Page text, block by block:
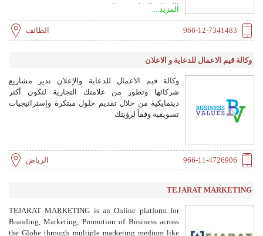
اللوحات الاعلانية وتجارية
المزيد ...
966-12-7341483 الطائف
وكالة قيم الاعمال للدعاية و الاعلان
وكالة قيم الاعمال للدعاية والإعلان تدير مشاريع
شركائها وتطور من علامتك التجارية لتكون أكثر
دينمايكية من خلال تقديم حلول مبتكرة وإستراتيجيات
تسويقية وفقاً لرؤيتك
966-11-4726906 الرياض
TEJARAT MARKETING
TEJARAT MARKETING is an Online platform for
Branding, Marketing, Promotion of Business across
the Globe through multiple marketing medium like